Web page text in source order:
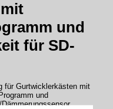
und
für SD-
für Gurtwicklerkästen mit
und